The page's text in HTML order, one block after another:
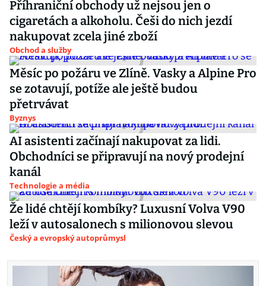
Příhraniční obchody už nejsou jen o
cigaretách a alkoholu. Češi do nich jezdí
nakupovat zcela jiné zboží
Obchod a služby
Měsíc po požáru ve Zlíně. Vasky a Alpine Pro
se zotavují, potíže ale ještě budou
přetrvávat
Byznys
AI asistenti začínají nakupovat za lidi.
Obchodníci se připravují na nový prodejní
kanál
Technologie a média
Že lidé chtějí kombíky? Luxusní Volva V90
leží v autosalonech s milionovou slevou
Český a evropský autoprůmysl